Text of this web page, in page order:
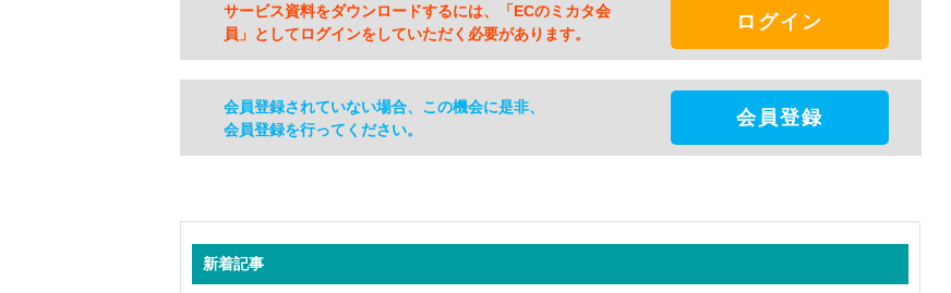
サービス資料をダウンロードするには、「ECのミカタ会
員」としてログインをしていただく必要があります。
ログイン
会員登録されていない場合、この機会に是非、
会員登録を行ってください。
会員登録
新着記事